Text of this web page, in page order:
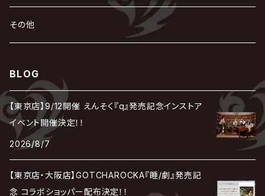
有村竜太朗
ΛrlequiΩ / アルルカン
河村隆一
シド
JAKIGAN MEISTER
Chanty
Janne Da Arc
sugar
SPLENDID GOD GIRAFFE
SLAPSLY / CHIYU
DAVID / SUI / 縁
DARRELL
DIR EN GREY
DEXCORE
TAKE NO BREAK
DEZERT
deadman
TЯicKY
花見桜こうき
薔薇の宮殿
BAROQUE
hide with Spread Beaver / hide
HIDE-ZOU
ビバラッシュ
Plastic Tree
Frantic EMIRY
Blu-BiLLioN
HELLBROTH / ヘルブロス
The Benjamin
ペンタゴン
HOLLOWGRAM
MUSCLE ATTACK
マツタケワークス
摩天楼オペラ
THE MADNA
MAMA.
美良政次
MIRAGE
MERRY / メリー
THE MORTAL
最上川司
La'veil MizeriA
LAB.THE BASEMENT / ラボ ザ ベヰスメント
RAN / 蘭
Ricky
RENAME
LIBRAVEL / リブラヴェル
Lill
Ruiza
LUNA SEA
れ
the Raid.
REIGN
RAZOR
LSN / The LEGENDARY SIX NINE
Royz
Rorschach.inc
ロマン急行
我が為
hévn
その他
BLOG
【東京店】9/12開催 えんそく『q』発売記念インストア
イベント開催決定！！
2026/8/7
【東京店・大阪店】GOTCHAROCKA『睡/劇』発売記
念 コラボショッパー配布決定！！